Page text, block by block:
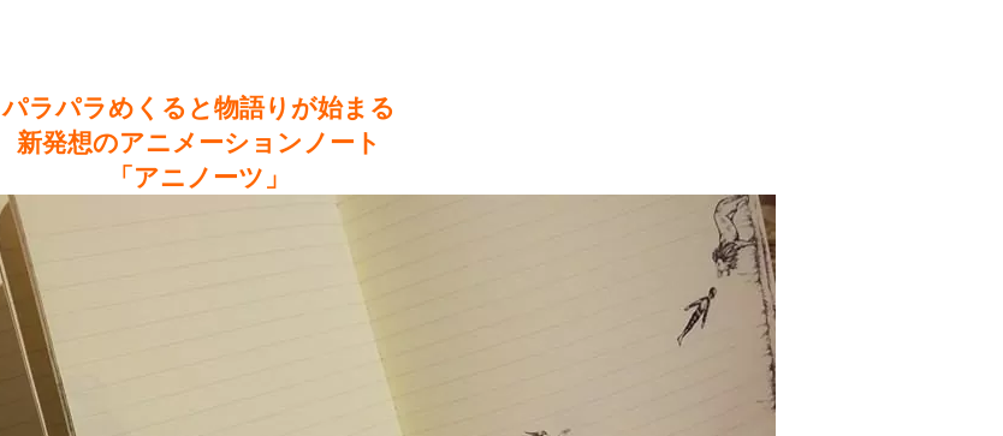
パラパラめくると物語りが始まる
新発想のアニメーションノート
「アニノーツ」